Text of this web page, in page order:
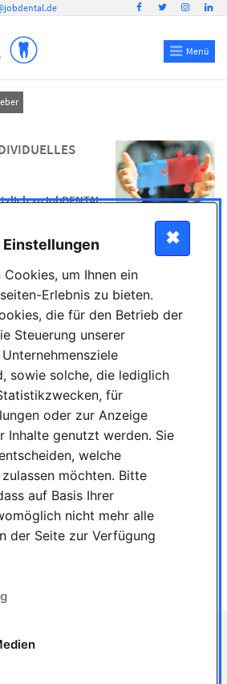
Menü
zu jobDENTAL
Ihnen ein individuelles Paket - passend zu Ihrer
zu Ihrem Budget - zusammen!
/ careerbuilder.de)
um Ihnen ein
Erlebnis zu bieten.
die für den Betrieb der
Steuerung unserer
sowie solche, die lediglich
für
oder zur Anzeige
Inhalte genutzt werden. Sie
welche
möchten. Bitte
auf Basis Ihrer
nicht mehr alle
der Seite zur Verfügung
✖